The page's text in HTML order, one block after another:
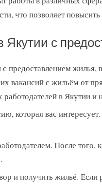
что позволяет
Якутии с
предоставлением жилья,
вакансий с жильём от
в Якутии и
которая вас
После того,
и получить жильё.